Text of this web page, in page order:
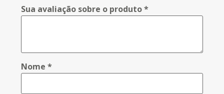
Sua avaliação sobre o produto*
Nome*